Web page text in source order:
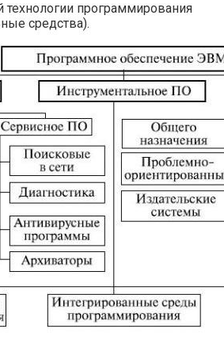
технологии программирования
средства).